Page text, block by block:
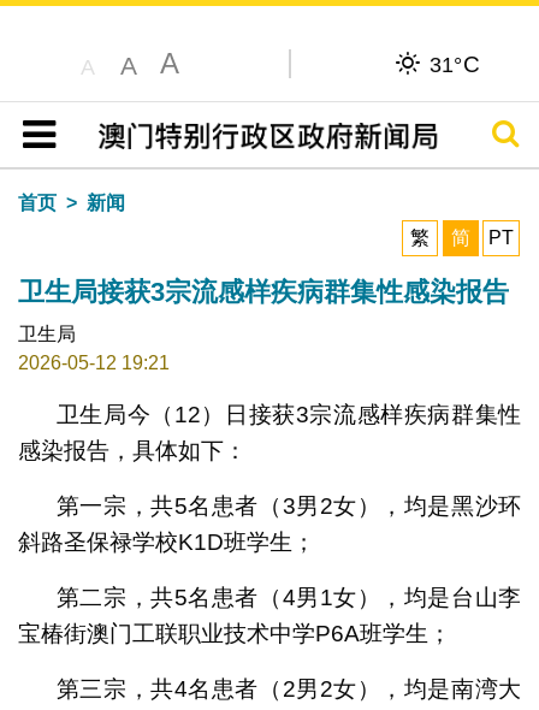
A A A 31°C
目录
搜寻
首页
新闻
繁
简 PT
卫生局接获3宗流感样疾病群集性感染报告
卫生局
2026-05-12 19:21
卫生局今（12）日接获3宗流感样疾病群集性
感染报告，具体如下：
第一宗，共5名患者（3男2女），均是黑沙环
斜路圣保禄学校K1D班学生；
第二宗，共5名患者（4男1女），均是台山李
宝椿街澳门工联职业技术中学P6A班学生；
第三宗，共4名患者（2男2女），均是南湾大